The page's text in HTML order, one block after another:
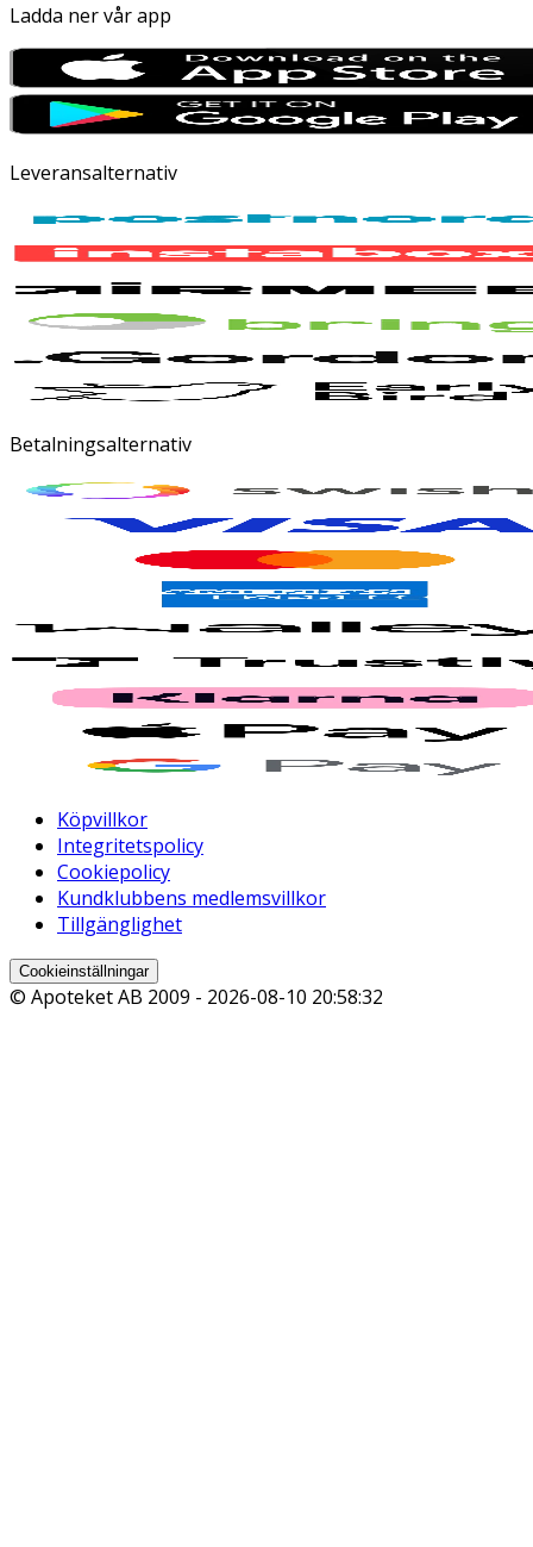
Ladda ner vår app
Leveransalternativ
Betalningsalternativ
Köpvillkor
Integritetspolicy
Cookiepolicy
Kundklubbens medlemsvillkor
Tillgänglighet
Cookieinställningar
© Apoteket AB 2009 - 2026-08-10 20:58:32